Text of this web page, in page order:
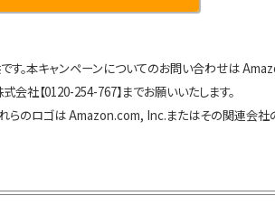
。本キャンペーンについてのお問い合わせは
会社【0120-254-767】までお願いいたします。
のロゴは Amazon.com, Inc.またはその関連会社